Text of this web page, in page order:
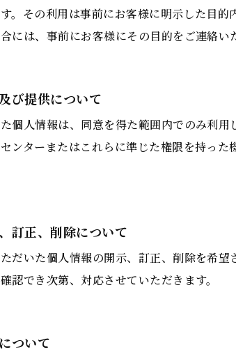
。その利用は事前にお客様に明示した目
には、事前にお客様にその目的をご連絡い
び提供について
個人情報は、同意を得た範囲内でのみ利
ンターまたはこれらに準じた権限を持っ
訂正、削除について
だいた個人情報の開示、訂正、削除を希
認でき次第、対応させていただきます。
ついて